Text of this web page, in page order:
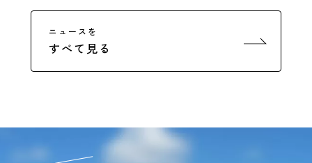
ニュースを
すべて見る